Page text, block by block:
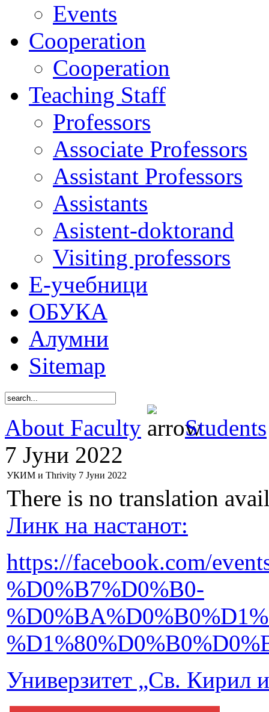
Events
Cooperation
Cooperation
Teaching Staff
Professors
Associate Professors
Assistant Professors
Assistants
Asistent-doktorand
Visiting professors
Е-учебници
ОБУКА
Алумни
Sitemap
About Faculty
Students
7 Јуни 2022
УКИМ и Thrivity 7 Јуни 2022
There is no translation
Линк на настанот:
https://facebook.com/
%D0%B7%D0%B0-
Универзитет „Св. Кирил